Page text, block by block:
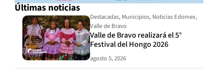
Últimas noticias
Destacadas, Municipios, Noticias Edomex,
Valle de Bravo
Valle de Bravo realizará el 5°
Festival del Hongo 2026
agosto 5, 2026